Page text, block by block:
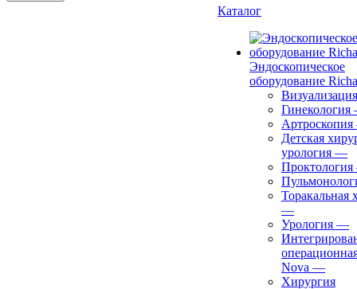
Каталог
Эндоскопическое
оборудование
Визуализация
Гинекология
Артроскопия
Детская
урология —
Проктология
Торакальная
—
Урология —
Nova —
Хирургия